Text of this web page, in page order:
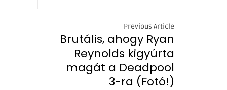
Previous Article
Brutális, ahogy Ryan
Reynolds kigyúrta
magát a Deadpool
3-ra (Fotó!)